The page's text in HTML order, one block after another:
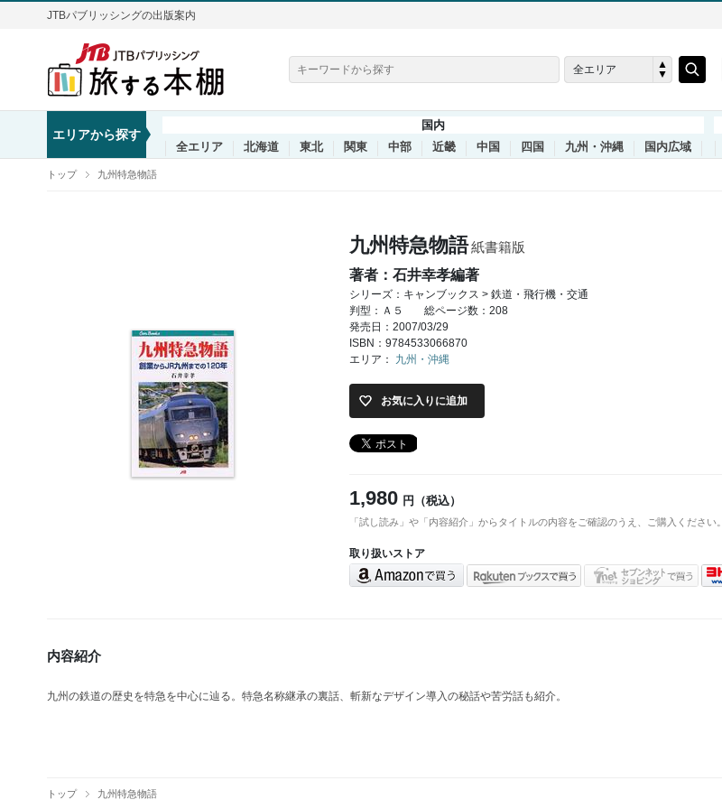
JTBパブリッシングの出版案内
全エリア
エリアから探す
国内
全エリア
北海道 東北 関東 中部 近畿 中国 四国 九州・沖縄 国内広域
トップ 九州特急物語
九州特急物語紙書籍版
著者：石井幸孝編著
シリーズ：キャンブックス > 鉄道・飛行機・交通
判型：Ａ５
総ページ数：208
発売日：2007/03/29
ISBN：9784533066870
エリア： 九州・沖縄
お気に入りに追加
1,980 円（税込）
「試し読み」や「内容紹介」からタイトルの内容をご確認のうえ、ご購入ください。
取り扱いストア
内容紹介
九州の鉄道の歴史を特急を中心に辿る。特急名称継承の裏話、斬新なデザイン導入の秘話や苦労話も紹介。
トップ 九州特急物語